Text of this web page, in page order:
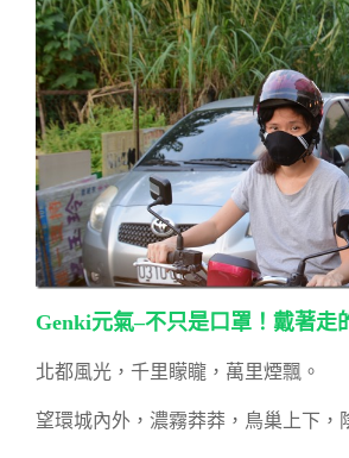
Genki元氣–不只是口罩！戴著走
北都風光，千里矇矓，萬里煙飄。
望環城內外，濃霧莽莽，鳥巢上下，